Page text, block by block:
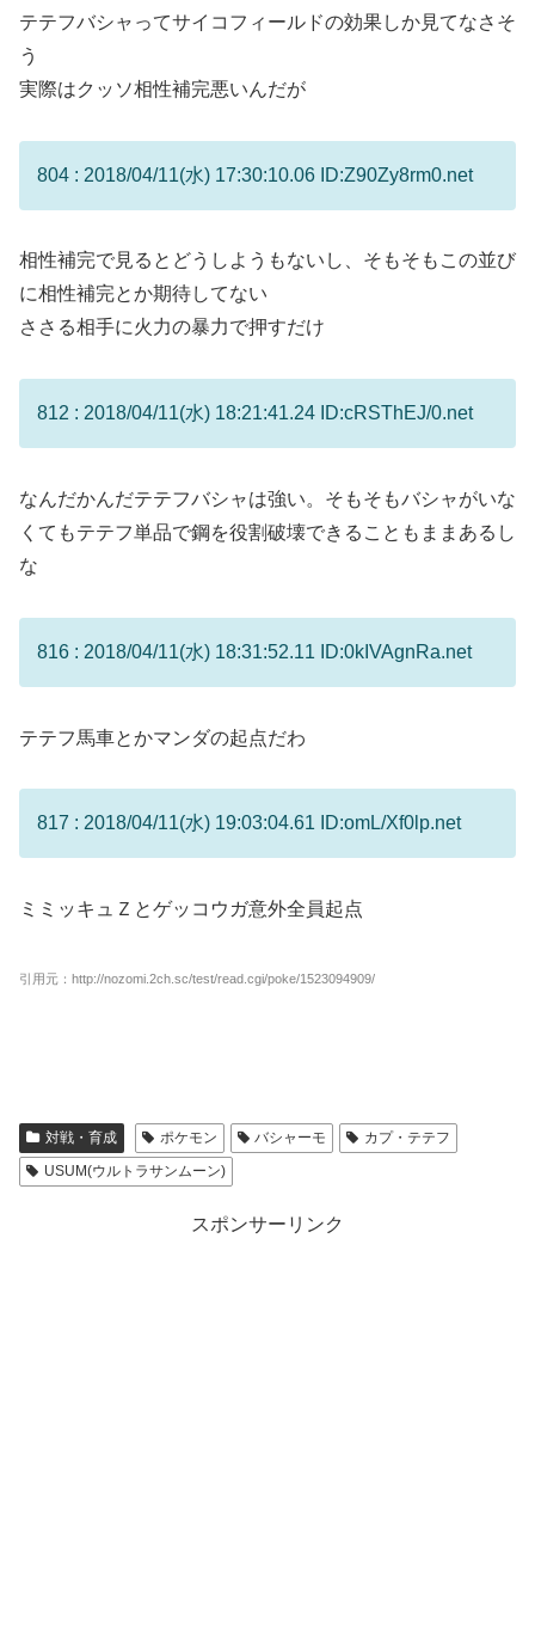
テテフバシャってサイコフィールドの効果しか見てなさそ
う
実際はクッソ相性補完悪いんだが
804 : 2018/04/11(水) 17:30:10.06 ID:Z90Zy8rm0.net
相性補完で見るとどうしようもないし、そもそもこの並び
に相性補完とか期待してない
ささる相手に火力の暴力で押すだけ
812 : 2018/04/11(水) 18:21:41.24 ID:cRSThEJ/0.net
なんだかんだテテフバシャは強い。そもそもバシャがいな
くてもテテフ単品で鋼を役割破壊できることもままあるし
な
816 : 2018/04/11(水) 18:31:52.11 ID:0kIVAgnRa.net
テテフ馬車とかマンダの起点だわ
817 : 2018/04/11(水) 19:03:04.61 ID:omL/Xf0lp.net
ミミッキュＺとゲッコウガ意外全員起点
引用元：http://nozomi.2ch.sc/test/read.cgi/poke/1523094909/
対戦・育成 ポケモン バシャーモ
カプ・テテフ
USUM(ウルトラサンムーン)
スポンサーリンク